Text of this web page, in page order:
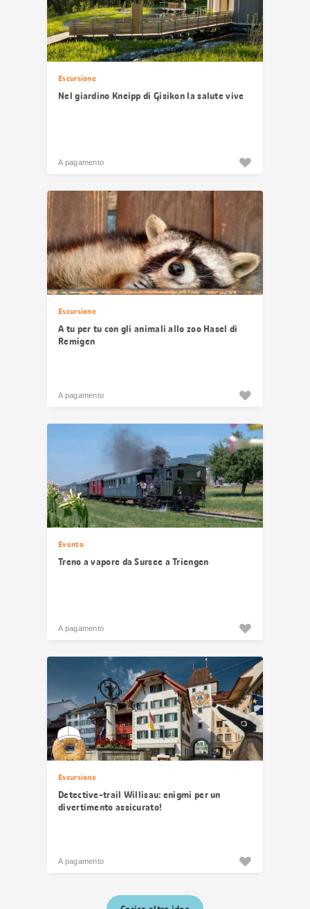
Escursione
Nel giardino Kneipp di Gisikon la salute vive
A pagamento
Escursione
A tu per tu con gli animali allo zoo Hasel di
Remigen
A pagamento
Evento
Treno a vapore da Sursee a Triengen
A pagamento
Escursione
Detective-trail Willisau: enigmi per un
divertimento assicurato!
A pagamento